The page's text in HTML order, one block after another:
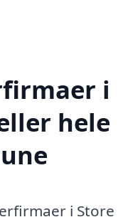
i
hele
i Store